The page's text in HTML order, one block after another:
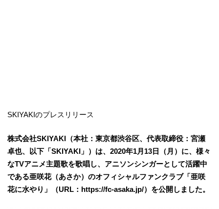
SKIYAKIのプレスリリース
株式会社SKIYAKI（本社：東京都渋谷区、代表取締役：宮瀬
卓也、以下「SKIYAKI」）は、2020年1月13日（月）に、様々
なTVアニメ主題歌を歌唱し、アニソンシンガーとして活躍中
である亜咲花（あさか）のオフィシャルファンクラブ「亜咲
花に水やり」（URL：https://fc-asaka.jp/）を公開しました。